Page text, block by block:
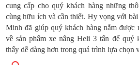
cung cấp cho quý khách hàng những
cùng hữu ích và cần thiết. Hy vọng với
Minh đã giúp quý khách hàng nắm được
về sản phẩm xe nâng Heli 3 tấn để quý
thấy dễ dàng hơn trong quá trình lựa chọn